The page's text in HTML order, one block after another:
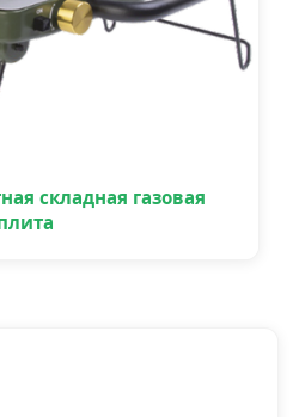
складная газовая